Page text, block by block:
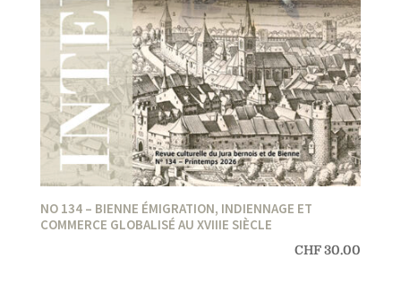
NO 134 – BIENNE ÉMIGRATION, INDIENNAGE ET
COMMERCE GLOBALISÉ AU XVIIIE SIÈCLE
CHF30.00